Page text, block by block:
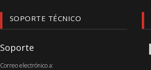
SOPORTE TÉCNICO
Soporte
Correo electrónico a: